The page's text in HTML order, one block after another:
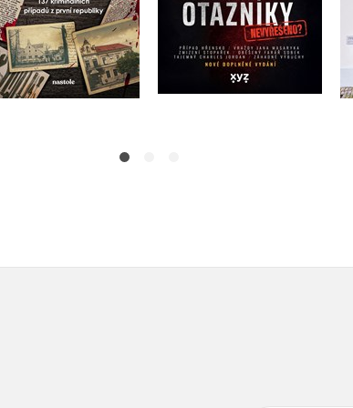
Do košíku
399 Kč
319 Kč
Do košíku
279 Kč